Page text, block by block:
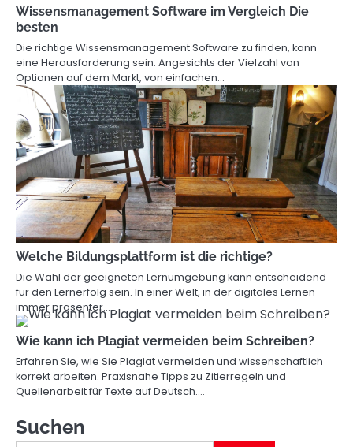
Wissensmanagement Software im Vergleich Die
besten
Die richtige Wissensmanagement Software zu finden, kann
eine Herausforderung sein. Angesichts der Vielzahl von
Optionen auf dem Markt, von einfachen…
Welche Bildungsplattform ist die richtige?
Die Wahl der geeigneten Lernumgebung kann entscheidend
für den Lernerfolg sein. In einer Welt, in der digitales Lernen
immer präsenter…
Wie kann ich Plagiat vermeiden beim Schreiben?
Erfahren Sie, wie Sie Plagiat vermeiden und wissenschaftlich
korrekt arbeiten. Praxisnahe Tipps zu Zitierregeln und
Quellenarbeit für Texte auf Deutsch.…
Suchen